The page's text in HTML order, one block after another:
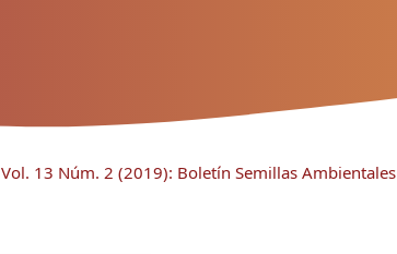
Vol. 13 Núm. 2 (2019): Boletín Semillas Ambientales